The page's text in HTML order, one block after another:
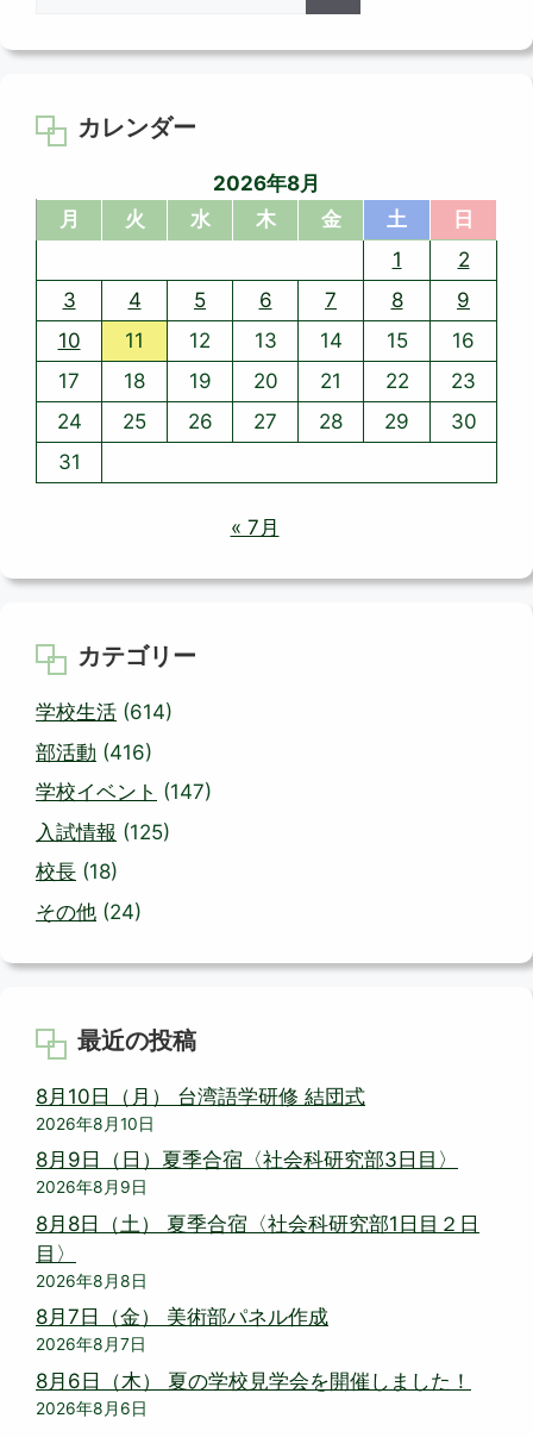
カレンダー
2026年8月
月
火 水 木 金 土
日
1
2
3
4 5 6 7 8
9
10
11 12 13 14 15
16
17
18 19 20 21 22
23
24
25 26 27 28 29
30
31
« 7月
カテゴリー
学校生活 (614)
部活動 (416)
学校イベント (147)
入試情報 (125)
校長 (18)
その他 (24)
最近の投稿
8月10日（月） 台湾語学研修 結団式
2026年8月10日
8月9日（日）夏季合宿〈社会科研究部3日目〉
2026年8月9日
8月8日（土） 夏季合宿〈社会科研究部1日目２日
目〉
2026年8月8日
8月7日（金） 美術部パネル作成
2026年8月7日
8月6日（木） 夏の学校見学会を開催しました！
2026年8月6日